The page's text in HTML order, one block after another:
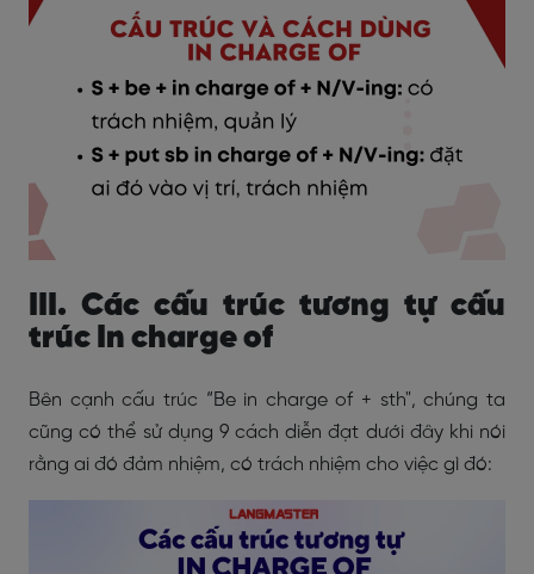
III. Các cấu trúc tương tự cấu
trúc In charge of
Bên cạnh cấu trúc “Be in charge of + sth", chúng ta
cũng có thể sử dụng 9 cách diễn đạt dưới đây khi nói
rằng ai đó đảm nhiệm, có trách nhiệm cho việc gì đó: